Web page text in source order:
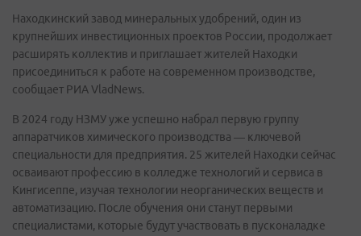
Находкинский завод минеральных удобрений, один из
крупнейших инвестиционных проектов России, продолжает
расширять коллектив и приглашает жителей Находки
присоединиться к работе на современном производстве,
сообщает РИА VladNews.
В 2024 году НЗМУ уже успешно набрал первую группу
аппаратчиков химического производства — ключевой
специальности для предприятия. 25 жителей Находки сейчас
осваивают профессию в колледже технологий и сервиса в
Кингисеппе, изучая технологии неорганических веществ и
автоматизацию. После обучения они станут первыми
специалистами, которые будут участвовать в пусконаладке